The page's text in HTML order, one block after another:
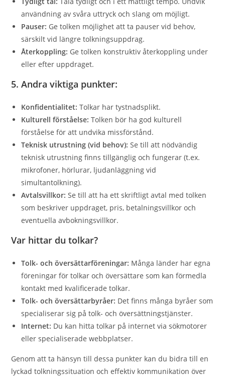
användning av svåra uttryck och slang om möjligt.
Pauser: Ge tolken möjlighet att ta pauser vid behov,
särskilt vid längre tolkningsuppdrag.
Återkoppling: Ge tolken konstruktiv återkoppling under
eller efter uppdraget.
5. Andra viktiga punkter:
Konfidentialitet: Tolkar har tystnadsplikt.
Kulturell förståelse: Tolken bör ha god kulturell
förståelse för att undvika missförstånd.
Teknisk utrustning (vid behov): Se till att nödvändig
teknisk utrustning finns tillgänglig och fungerar (t.ex.
mikrofoner, hörlurar, ljudanläggning vid
simultantolkning).
Avtalsvillkor: Se till att ha ett skriftligt avtal med tolken
som beskriver uppdraget, pris, betalningsvillkor och
eventuella avbokningsvillkor.
Var hittar du tolkar?
Tolk- och översättarföreningar: Många länder har egna
föreningar för tolkar och översättare som kan förmedla
kontakt med kvalificerade tolkar.
Tolk- och översättarbyråer: Det finns många byråer som
specialiserar sig på tolk- och översättningstjänster.
Internet: Du kan hitta tolkar på internet via sökmotorer
eller specialiserade webbplatser.
Genom att ta hänsyn till dessa punkter kan du bidra till en
lyckad tolkningssituation och effektiv kommunikation över